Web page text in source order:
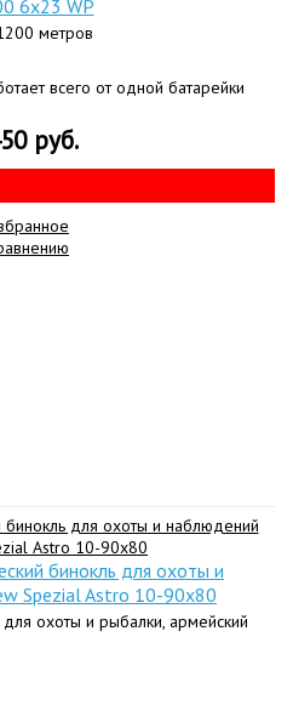
6x23 WP
метров
всего от одной батарейки
руб.
бинокль для охоты и
Spezial Astro 10-90x80
охоты и рыбалки, армейский